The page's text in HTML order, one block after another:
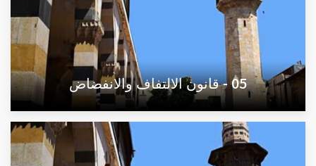
05 - قانون الالتفاف والانفضاض